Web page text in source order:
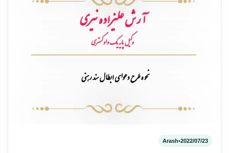
2022/07/23
•
Arash